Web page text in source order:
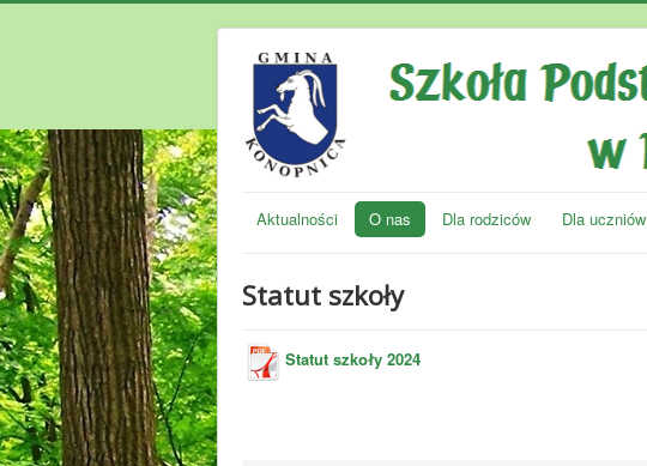
Aktualności O nas Dla rodziców Dla uczniów
Statut szkoły
Statut szkoły 2024